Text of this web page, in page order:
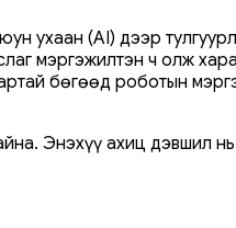
ухаан (AI) дээр
мэргэжилтэн ч олж
бөгөөд роботын
Энэхүү ахиц дэвшил